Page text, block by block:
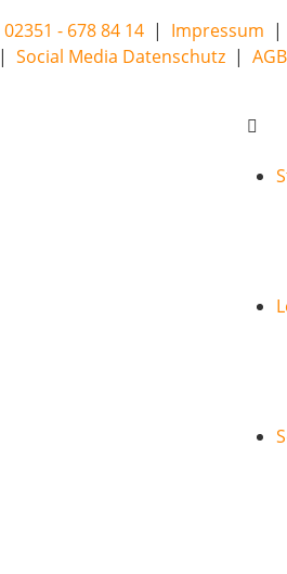
02351 - 678 84 14 | Impressum |
| Social Media Datenschutz | AGB